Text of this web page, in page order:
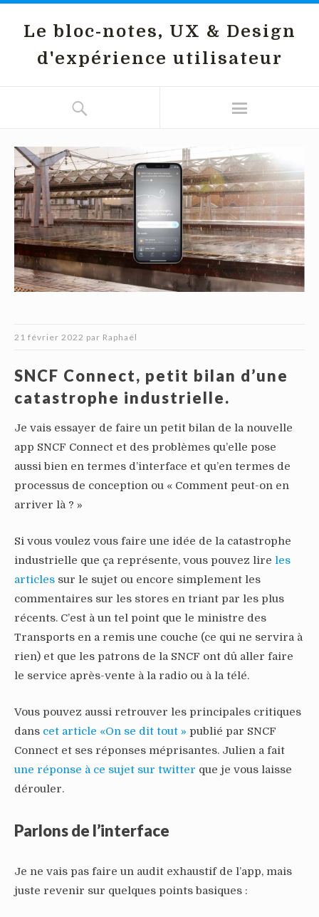
Le bloc-notes, UX & Design
d'expérience utilisateur
21 février 2022 par Raphaël
SNCF Connect, petit bilan d’une
catastrophe industrielle.
Je vais essayer de faire un petit bilan de la nouvelle
app SNCF Connect et des problèmes qu’elle pose
aussi bien en termes d’interface et qu’en termes de
processus de conception ou « Comment peut-on en
arriver là ? »
Si vous voulez vous faire une idée de la catastrophe
industrielle que ça représente, vous pouvez lire les
articles sur le sujet ou encore simplement les
commentaires sur les stores en triant par les plus
récents. C’est à un tel point que le ministre des
Transports en a remis une couche (ce qui ne servira à
rien) et que les patrons de la SNCF ont dû aller faire
le service après-vente à la radio ou à la télé.
Vous pouvez aussi retrouver les principales critiques
dans cet article «On se dit tout » publié par SNCF
Connect et ses réponses méprisantes. Julien a fait
une réponse à ce sujet sur twitter que je vous laisse
dérouler.
Parlons de l’interface
Je ne vais pas faire un audit exhaustif de l’app, mais
juste revenir sur quelques points basiques :